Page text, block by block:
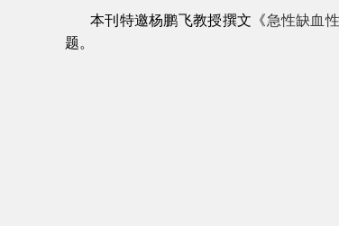
本刊特邀杨鹏飞教授撰文《急性缺血
题。